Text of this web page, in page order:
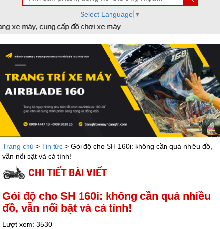
Select Language ▼
máy
Trang chủ > Tin tức > Gói độ cho SH 160i: không cần quá nhiều đồ,
vẫn nổi bật và cá tính!
CHI TIẾT BÀI VIẾT
Gói độ cho SH 160i: không cần quá nhiều
đồ, vẫn nổi bật và cá tính!
Lượt xem: 3530